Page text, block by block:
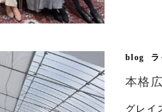
blog
本格
グレイ